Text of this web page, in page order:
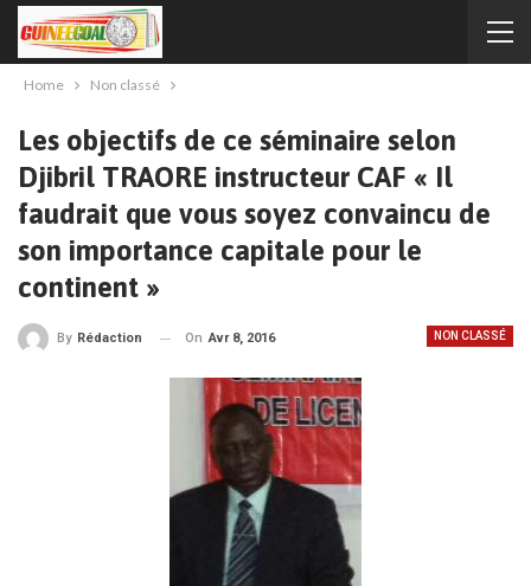
Home Non classé
Les objectifs de ce séminaire selon
Djibril TRAORE instructeur CAF « Il
faudrait que vous soyez convaincu de
son importance capitale pour le
continent »
NON CLASSÉ
By Rédaction On Avr 8, 2016